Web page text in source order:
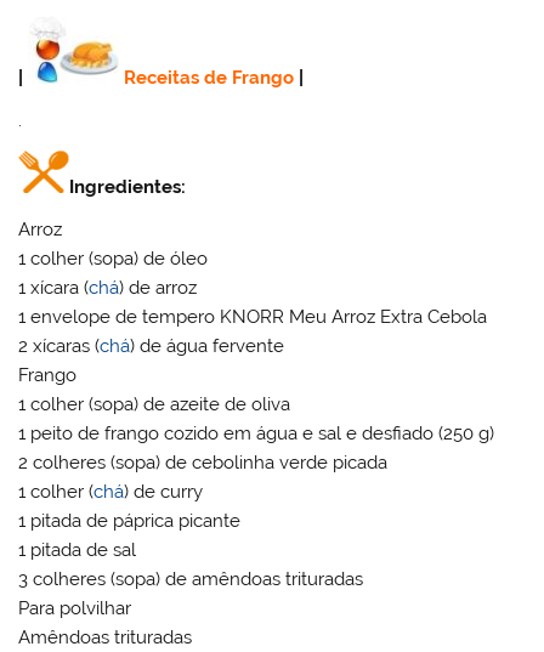
Receitas de Frango
.
Ingredientes:
Arroz
1 colher (sopa) de óleo
1 xícara (chá) de arroz
1 envelope de tempero KNORR Meu Arroz Extra Cebola
2 xícaras (chá) de água fervente
Frango
1 colher (sopa) de azeite de oliva
1 peito de frango cozido em água e sal e desfiado (250 g)
2 colheres (sopa) de cebolinha verde picada
1 colher (chá) de curry
1 pitada de páprica picante
1 pitada de sal
3 colheres (sopa) de amêndoas trituradas
Para polvilhar
Amêndoas trituradas